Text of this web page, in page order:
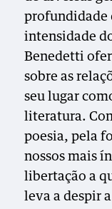
profundidade
intensidade
Benedetti
sobre as
seu lugar
literatura.
poesia, pela
nossos mais
libertação a
leva a despir